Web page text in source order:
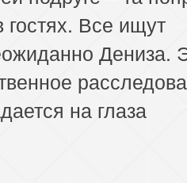
Все ищут
Дениза.
на глаза